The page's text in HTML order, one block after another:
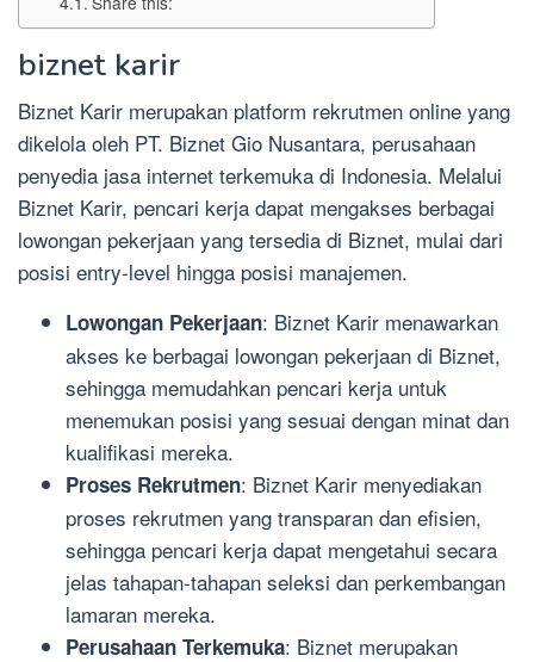
biznet karir
Biznet Karir merupakan platform rekrutmen online yang
dikelola oleh PT. Biznet Gio Nusantara, perusahaan
penyedia jasa internet terkemuka di Indonesia. Melalui
Biznet Karir, pencari kerja dapat mengakses berbagai
lowongan pekerjaan yang tersedia di Biznet, mulai dari
posisi entry-level hingga posisi manajemen.
Lowongan Pekerjaan: Biznet Karir menawarkan
akses ke berbagai lowongan pekerjaan di Biznet,
sehingga memudahkan pencari kerja untuk
menemukan posisi yang sesuai dengan minat dan
kualifikasi mereka.
Proses Rekrutmen: Biznet Karir menyediakan
proses rekrutmen yang transparan dan efisien,
sehingga pencari kerja dapat mengetahui secara
jelas tahapan-tahapan seleksi dan perkembangan
lamaran mereka.
Perusahaan Terkemuka: Biznet merupakan